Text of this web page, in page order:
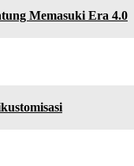
Memasuki Era 4.0